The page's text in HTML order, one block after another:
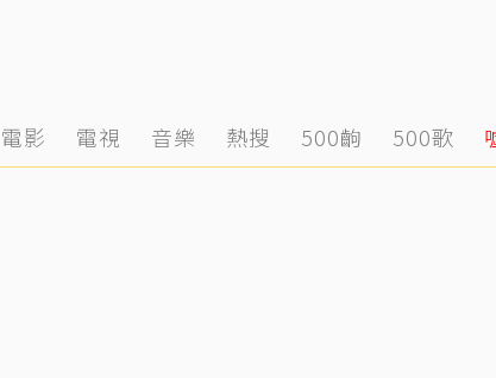
電影 電視 音樂 熱搜 500齣 500歌